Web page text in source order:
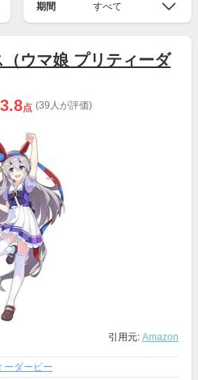
期間 すべて
（ウマ娘 プリティーダ
点 (39人が評価)
引用元: Amazon
ーダービー